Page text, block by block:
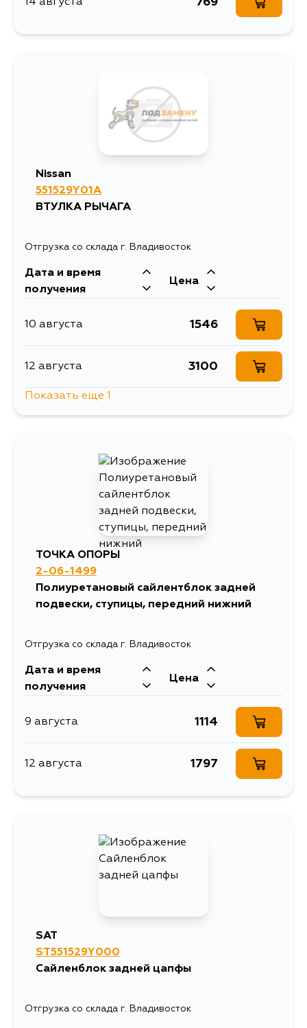
Nissan
551529Y01A
ВТУЛКА РЫЧАГА
Отгрузка со склада г. Владивосток
Дата и время
получения
Цена
10 августа 1546
12 августа 3100
Показать еще 1
ТОЧКА ОПОРЫ
2-06-1499
Полиуретановый сайлентблок задней
подвески, ступицы, передний нижний
Отгрузка со склада г. Владивосток
Дата и время
получения
Цена
9 августа 1114
12 августа 1797
SAT
ST551529Y000
Сайленблок задней цапфы
Отгрузка со склада г. Владивосток